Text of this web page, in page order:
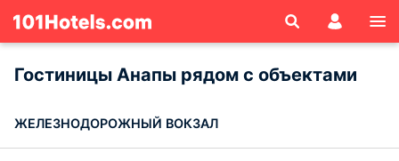
Гостиницы Анапы рядом с объектами
ЖЕЛЕЗНОДОРОЖНЫЙ ВОКЗАЛ